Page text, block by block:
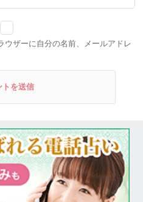
ウザーに自分の名前、メールアドレ